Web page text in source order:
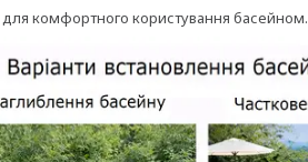
для комфортного користування басейном.